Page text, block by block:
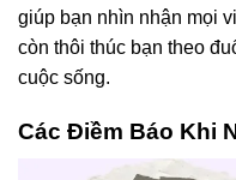
giúp bạn nhìn nhận mọi
còn thôi thúc bạn theo
cuộc sống.
Các Điềm Báo Khi